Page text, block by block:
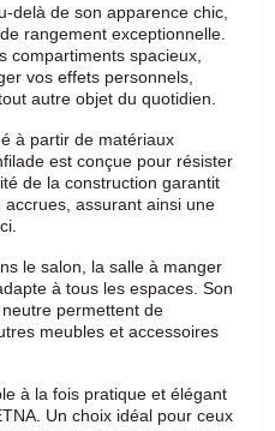
delà de son apparence chic,
rangement exceptionnelle.
compartiments spacieux,
vos effets personnels,
autre objet du quotidien.
à partir de matériaux
est conçue pour résister
de la construction garantit
assurant ainsi une
le salon, la salle à manger
à tous les espaces. Son
permettent de
meubles et accessoires
à la fois pratique et élégant
Un choix idéal pour ceux